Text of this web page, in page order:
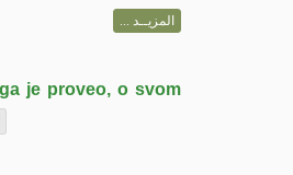
المزيــد ...
je proveo, o svom